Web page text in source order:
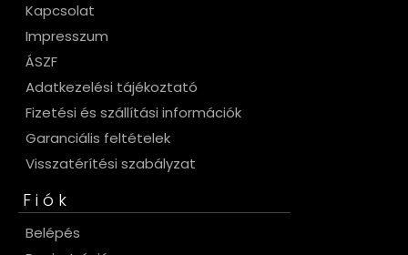
Kapcsolat
Impresszum
ÁSZF
Adatkezelési tájékoztató
Fizetési és szállítási információk
Garanciális feltételek
Visszatérítési szabályzat
Fiók
Belépés